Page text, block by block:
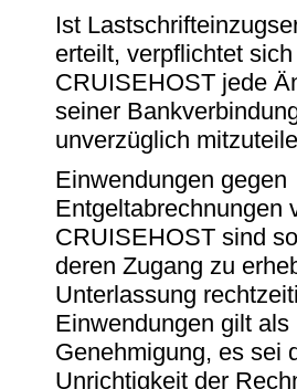
Ist
erteilt, verpflichtet
CRUISEHOST jede
seiner
unverzüglich
Einwendungen gegen
Entgeltabrechnungen
CRUISEHOST sind
deren Zugang zu
Unterlassung
Einwendungen gilt als
Genehmigung, es sei
Unrichtigkeit der